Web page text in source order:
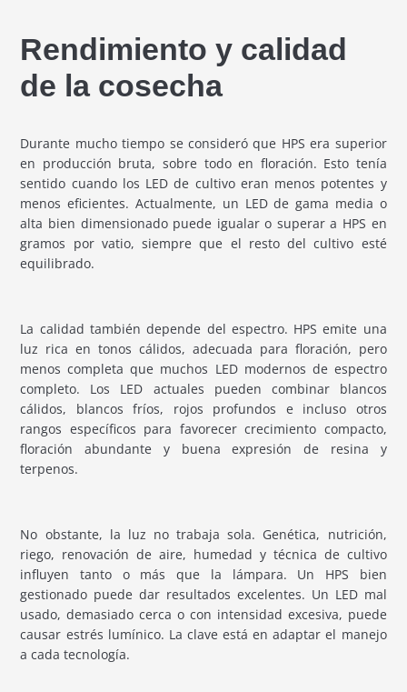
Rendimiento y calidad
de la cosecha
Durante mucho tiempo se consideró que HPS era superior
en producción bruta, sobre todo en floración. Esto tenía
sentido cuando los LED de cultivo eran menos potentes y
menos eficientes. Actualmente, un LED de gama media o
alta bien dimensionado puede igualar o superar a HPS en
gramos por vatio, siempre que el resto del cultivo esté
equilibrado.
La calidad también depende del espectro. HPS emite una
luz rica en tonos cálidos, adecuada para floración, pero
menos completa que muchos LED modernos de espectro
completo. Los LED actuales pueden combinar blancos
cálidos, blancos fríos, rojos profundos e incluso otros
rangos específicos para favorecer crecimiento compacto,
floración abundante y buena expresión de resina y
terpenos.
No obstante, la luz no trabaja sola. Genética, nutrición,
riego, renovación de aire, humedad y técnica de cultivo
influyen tanto o más que la lámpara. Un HPS bien
gestionado puede dar resultados excelentes. Un LED mal
usado, demasiado cerca o con intensidad excesiva, puede
causar estrés lumínico. La clave está en adaptar el manejo
a cada tecnología.